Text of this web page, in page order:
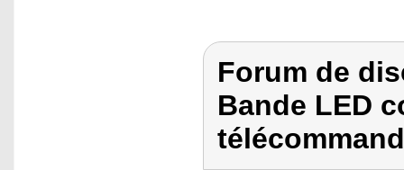
Forum de
Bande LED